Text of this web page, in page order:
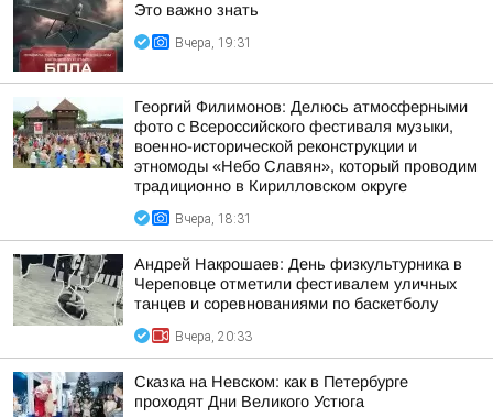
Это важно знать
Вчера, 19:31
Георгий Филимонов: Делюсь атмосферными
фото с Всероссийского фестиваля музыки,
военно-исторической реконструкции и
этномоды «Небо Славян», который проводим
традиционно в Кирилловском округе
Вчера, 18:31
Андрей Накрошаев: День физкультурника в
Череповце отметили фестивалем уличных
танцев и соревнованиями по баскетболу
Вчера, 20:33
Сказка на Невском: как в Петербурге
проходят Дни Великого Устюга